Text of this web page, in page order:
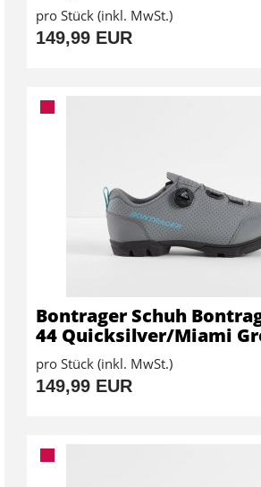
pro Stück (inkl. MwSt.)
149,99 EUR
Bontrager Schuh
44 Quicksilver/Miami
pro Stück (inkl. MwSt.)
149,99 EUR